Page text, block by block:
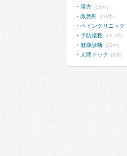
漢方 (19件)
救急科 (10件)
ペインクリニック
予防接種 (687件)
健康診断 (22件)
人間ドック (6件)